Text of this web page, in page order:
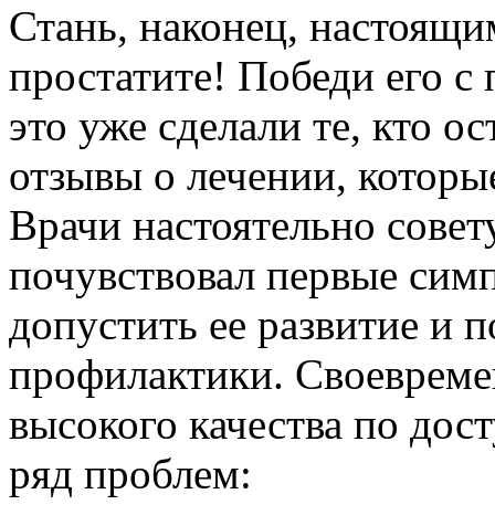
Стань, наконец,
простатите! Победи его
это уже сделали те, кто
отзывы о лечении,
Врачи настоятельно
почувствовал первые
допустить ее развитие и
профилактики.
высокого качества по
ряд проблем: